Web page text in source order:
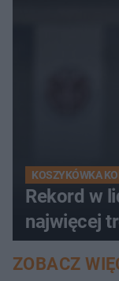
KOSZYKÓWKA
Rekord w
najwięcej
ZOBACZ